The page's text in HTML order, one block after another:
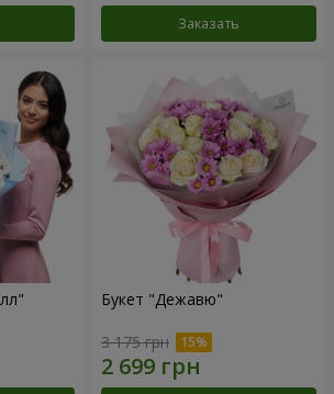
Заказать
Букет "Дежавю"
3 175 грн